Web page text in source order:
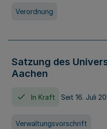
Verordnung
Satzung des
Aachen
In Kraft Seit 16. Juli
Verwaltungsvorschrift